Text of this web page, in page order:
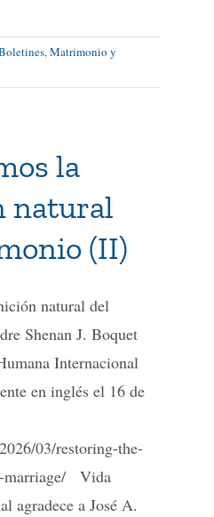
, Matrimonio y
la
natural
(II)
natural del
Shenan J. Boquet
Internacional
en inglés el 16 de
03/restoring-the-
marriage/ Vida
agradece a José A.